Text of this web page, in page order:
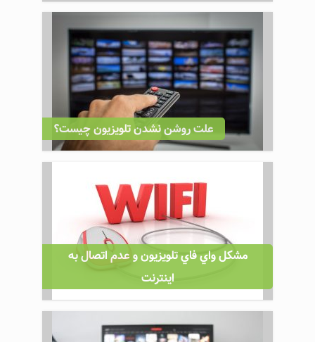
علت روشن نشدن تلویزیون چیست؟
مشكل واي فاي تلويزيون و عدم اتصال به
اينترنت